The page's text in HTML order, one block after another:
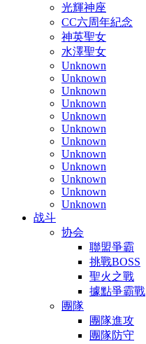
光輝神座
CC六周年紀念
神英聖女
水澤聖女
Unknown
Unknown
Unknown
Unknown
Unknown
Unknown
Unknown
Unknown
Unknown
Unknown
Unknown
Unknown
战斗
协会
聯盟爭霸
挑戰BOSS
聖火之戰
據點爭霸戰
團隊
團隊進攻
團隊防守